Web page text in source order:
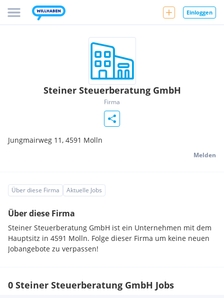
Einloggen
Steiner Steuerberatung GmbH
Firma
Jungmairweg 11, 4591 Molln
Melden
Über diese Firma Aktuelle Jobs
Über diese Firma
Steiner Steuerberatung GmbH ist ein Unternehmen mit dem
Hauptsitz in 4591 Molln. Folge dieser Firma um keine neuen
Jobangebote zu verpassen!
0 Steiner Steuerberatung GmbH Jobs